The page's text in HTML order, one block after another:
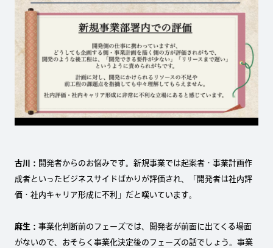
古川： 開発者からのお悩みです。新規事業では起案者・事業計画作
成者といったビジネスサイドばかりが評価され、「開発者は社内評
価・社内キャリア形成に不利」だと嘆いています。
麻生： 事業化判断前のフェーズでは、開発者が前面に出てくる場面
がないので、おそらく事業化決定後のフェーズの話でしょう。事業